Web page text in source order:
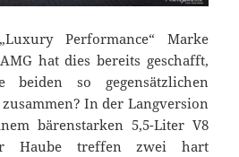
Performance“ Marke
hat dies bereits geschafft,
beiden so gegensätzlichen
In der Langversion
bärenstarken 5,5-Liter V8
Haube treffen zwei hart